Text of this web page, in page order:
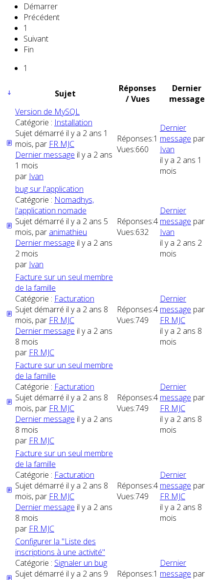
Démarrer
Précédent
1
Suivant
Fin
1
Sujet
Réponses
/ Vues
Dernier
message
Version de MySQL
Catégorie : Installation
Sujet démarré il y a 2 ans 1
mois, par FR MJC
Dernier message il y a 2 ans
1 mois
par Ivan
Réponses:1
Vues:660
Dernier
message par
Ivan
il y a 2 ans 1
mois
bug sur l'application
Catégorie : Nomadhys,
l'application nomade
Sujet démarré il y a 2 ans 5
mois, par animathieu
Dernier message il y a 2 ans
2 mois
par Ivan
Réponses:4
Vues:632
Dernier
message par
Ivan
il y a 2 ans 2
mois
Facture sur un seul membre
de la famille
Catégorie : Facturation
Sujet démarré il y a 2 ans 8
mois, par FR MJC
Dernier message il y a 2 ans
8 mois
par FR MJC
Réponses:4
Vues:749
Dernier
message par
FR MJC
il y a 2 ans 8
mois
Facture sur un seul membre
de la famille
Catégorie : Facturation
Sujet démarré il y a 2 ans 8
mois, par FR MJC
Dernier message il y a 2 ans
8 mois
par FR MJC
Réponses:4
Vues:749
Dernier
message par
FR MJC
il y a 2 ans 8
mois
Facture sur un seul membre
de la famille
Catégorie : Facturation
Sujet démarré il y a 2 ans 8
mois, par FR MJC
Dernier message il y a 2 ans
8 mois
par FR MJC
Réponses:4
Vues:749
Dernier
message par
FR MJC
il y a 2 ans 8
mois
Configurer la "Liste des
inscriptions à une activité"
Catégorie : Signaler un bug
Sujet démarré il y a 2 ans 9
Réponses:1
Dernier
message par